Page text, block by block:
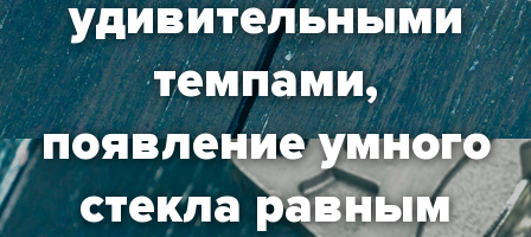
удивительными
темпами,
появление умного
стекла равным